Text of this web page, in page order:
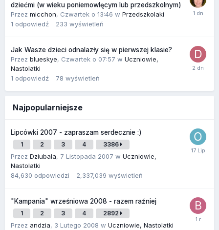
dziećmi (w wieku poniemowlęcym lub przedszkolnym)
Przez micchon, Czwartek o 13:46 w Przedszkolaki
1 odpowiedź 233 wyświetleń
Jak Wasze dzieci odnalazły się w pierwszej klasie?
Przez blueskye, Czwartek o 07:57 w Uczniowie,
Nastolatki
1 odpowiedź 78 wyświetleń
Najpopularniejsze
Lipcówki 2007 - zapraszam serdecznie :)
1 2 3 4 3386
Przez Dziubala, 7 Listopada 2007 w Uczniowie,
Nastolatki
84,630 odpowiedzi 2,337,039 wyświetleń
"Kampania" wrześniowa 2008 - razem raźniej
1 2 3 4 2892
Przez andzia, 3 Lutego 2008 w Uczniowie, Nastolatki